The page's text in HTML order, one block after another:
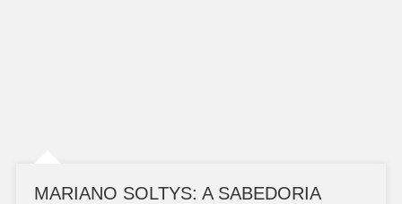
MARIANO SOLTYS: A SABEDORIA